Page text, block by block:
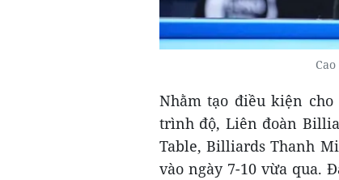
Nhằm tạo điều kiện
trình độ, Liên đoàn
Table, Billiards Thanh
vào ngày 7-10 vừa qua.